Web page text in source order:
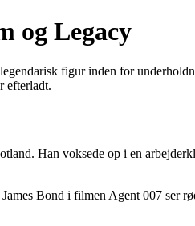
og Legacy
figur inden for
efterladt.
Han voksede op i en
Bond i filmen Agent 007